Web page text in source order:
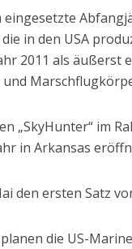
eingesetzte
in den USA
2011 als äußerst
„SkyHunter“ im
in Arkansas
den ersten Satz
die US-